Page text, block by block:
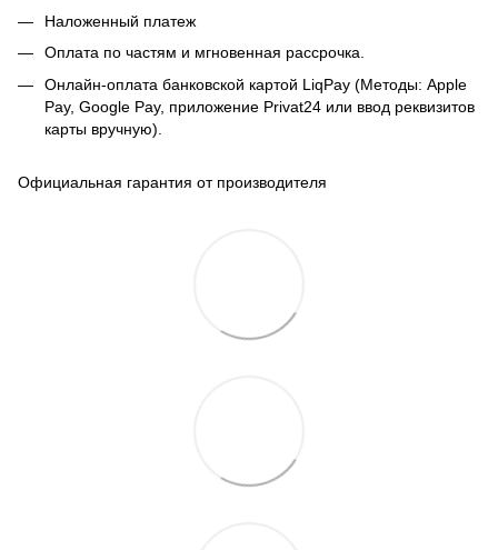
Наложенный платеж
Оплата по частям и мгновенная рассрочка.
Онлайн-оплата банковской картой LiqPay (Методы: Apple
Pay, Google Pay, приложение Privat24 или ввод реквизитов
карты вручную).
Официальная гарантия от производителя